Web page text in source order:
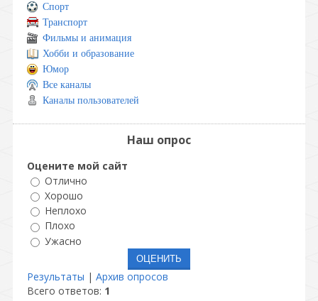
Спорт
Транспорт
Фильмы и анимация
Хобби и образование
Юмор
Все каналы
Каналы пользователей
Наш опрос
Оцените мой сайт
Отлично
Хорошо
Неплохо
Плохо
Ужасно
Результаты | Архив опросов
Всего ответов: 1